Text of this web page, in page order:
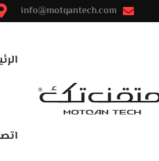
info@motqantech.com